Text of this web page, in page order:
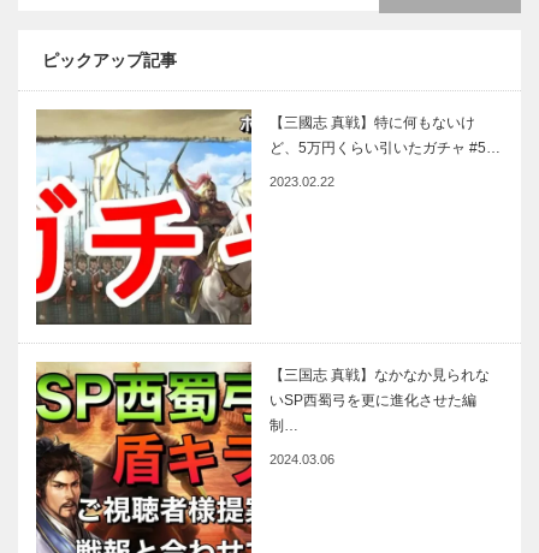
ピックアップ記事
【三國志 真戦】特に何もないけ
ど、5万円くらい引いたガチャ #5…
2023.02.22
【三国志 真戦】なかなか見られな
いSP西蜀弓を更に進化させた編
制…
2024.03.06